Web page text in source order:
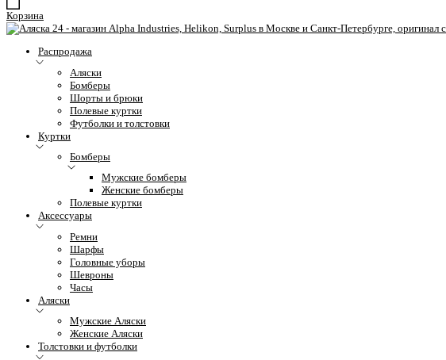
Корзина
Распродажа
Аляски
Бомберы
Шорты и брюки
Полевые куртки
Футболки и толстовки
Куртки
Бомберы
Мужские бомберы
Женские бомберы
Полевые куртки
Аксессуары
Ремни
Шарфы
Головные уборы
Шевроны
Часы
Аляски
Мужские Аляски
Женские Аляски
Толстовки и футболки